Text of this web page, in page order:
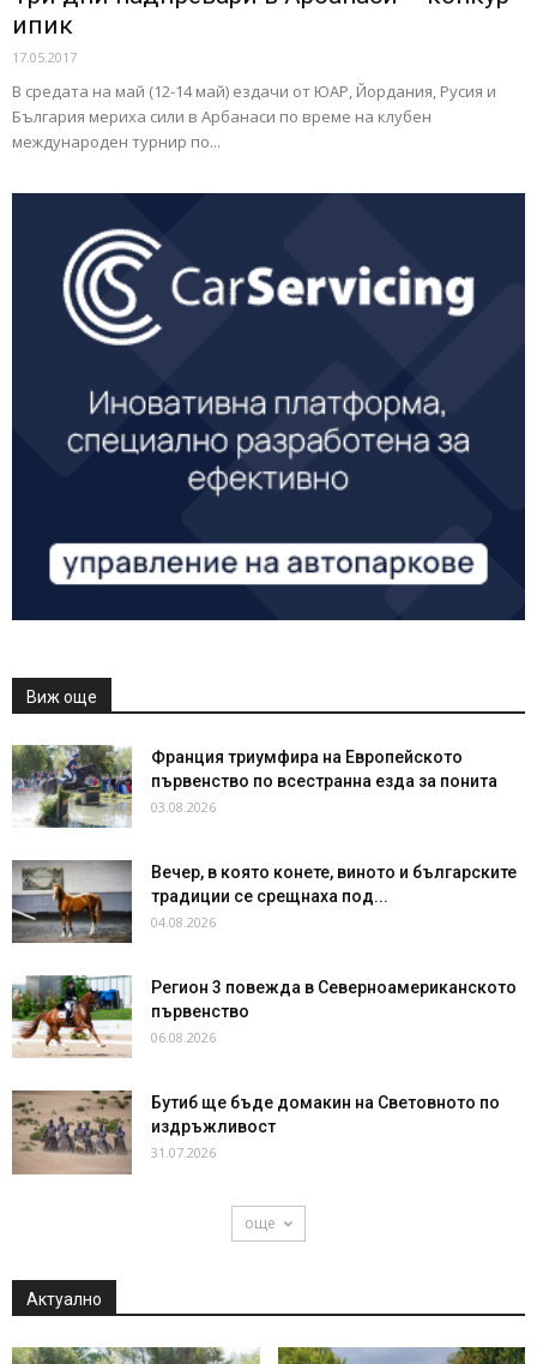
ипик
17.05.2017
В средата на май (12-14 май) ездачи от ЮАР, Йордания, Русия и
България мериха сили в Арбанаси по време на клубен
международен турнир по...
Виж още
Франция триумфира на Европейското
първенство по всестранна езда за понита
03.08.2026
Вечер, в която конете, виното и българските
традиции се срещнаха под...
04.08.2026
Регион 3 повежда в Северноамериканското
първенство
06.08.2026
Бутиб ще бъде домакин на Световното по
издръжливост
31.07.2026
още
Актуално